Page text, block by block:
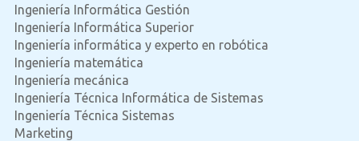
Ingeniería Informática Gestión
Ingeniería Informática Superior
Ingeniería informática y experto en robótica
Ingeniería matemática
Ingeniería mecánica
Ingeniería Técnica Informática de Sistemas
Ingeniería Técnica Sistemas
Marketing